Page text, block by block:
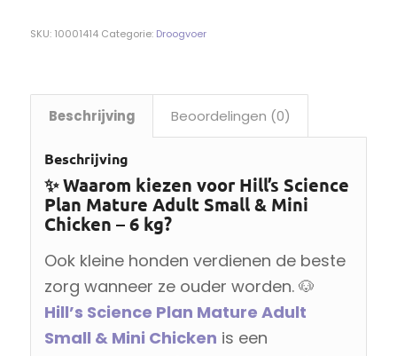
SKU: 10001414 Categorie: Droogvoer
Beschrijving Beoordelingen (0)
Beschrijving
✨ Waarom kiezen voor Hill’s Science
Plan Mature Adult Small & Mini
Chicken – 6 kg?
Ook kleine honden verdienen de beste
zorg wanneer ze ouder worden. 🐶
Hill’s Science Plan Mature Adult
Small & Mini Chicken is een